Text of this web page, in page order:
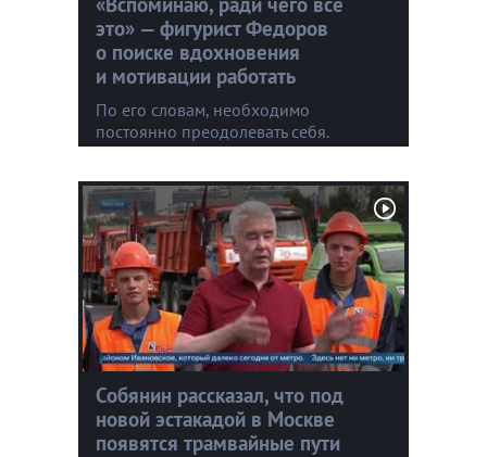
это» — фигурист Федоров
о поиске вдохновения
и мотивации работать
По его словам, необходимо
постоянно преодолевать себя.
Собянин рассказал, что под
новой эстакадой в Москве
появятся трамвайные пути